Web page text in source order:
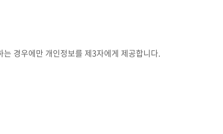
경우에만 개인정보를 제3자에게 제공합니다.